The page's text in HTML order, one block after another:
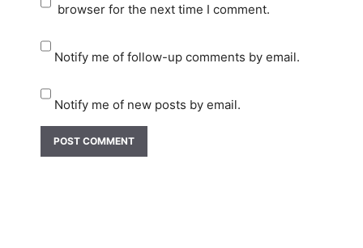
browser for the next time I comment.
Notify me of follow-up comments by email.
Notify me of new posts by email.